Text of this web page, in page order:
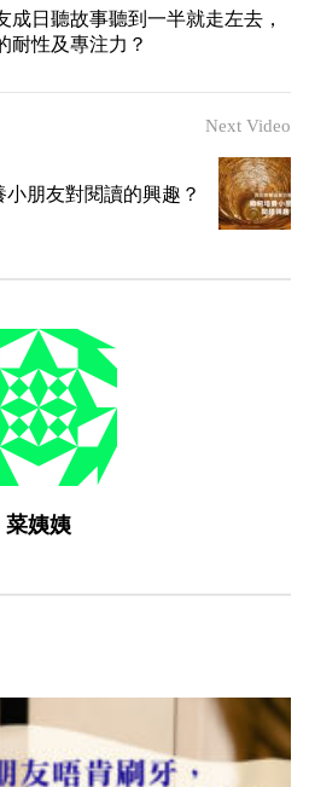
成日聽故事聽到一半就走左去，
耐性及專注力？
Next Video
朋友對閱讀的興趣？
菜姨姨